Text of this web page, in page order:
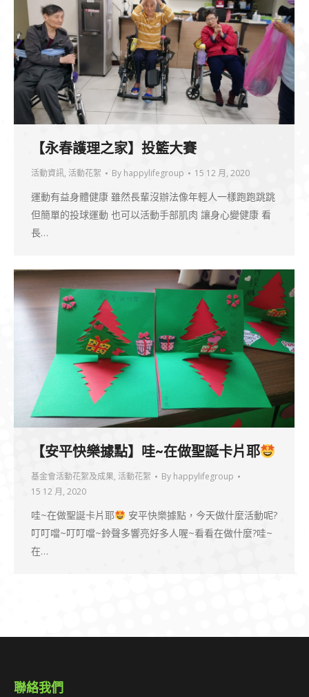
【永春護理之家】投籃大賽
活動資訊, 活動花絮 By happylifegroup 15 12 月, 2020
運動有益身體健康 雖然長輩沒辦法像年輕人一樣跑跑跳跳
但簡單的投球運動 也可以活動手部肌肉 讓身心變健康 看
長…
【安平快樂據點】哇~在做聖誕卡片耶
基金會活動花絮及成果, 活動花絮 By happylifegroup
15 12 月, 2020
哇~在做聖誕卡片耶
安平快樂據點，今天做什麼活動呢?
叮叮噹~叮叮噹~鈴聲多響亮好多人喔~看看在做什麼?哇~
在…
聯絡我們